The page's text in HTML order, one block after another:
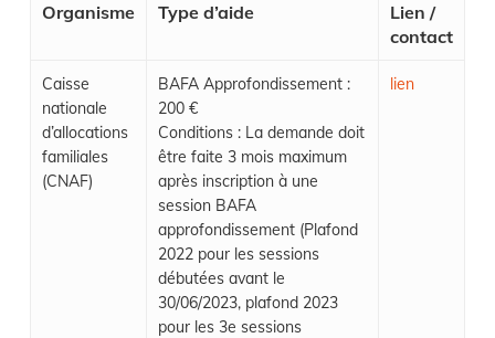
Organisme Type d’aide
Lien /
contact
Caisse
nationale
d’allocations
familiales
(CNAF)
BAFA Approfondissement :
200 €
Conditions : La demande doit
être faite 3 mois maximum
après inscription à une
session BAFA
approfondissement (Plafond
2022 pour les sessions
débutées avant le
30/06/2023, plafond 2023
pour les 3e sessions
lien